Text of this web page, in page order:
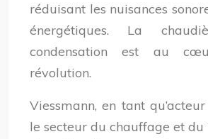
réduisant les nuisances
énergétiques. La
condensation est au
révolution.
Viessmann, en tant
le secteur du chauffage et